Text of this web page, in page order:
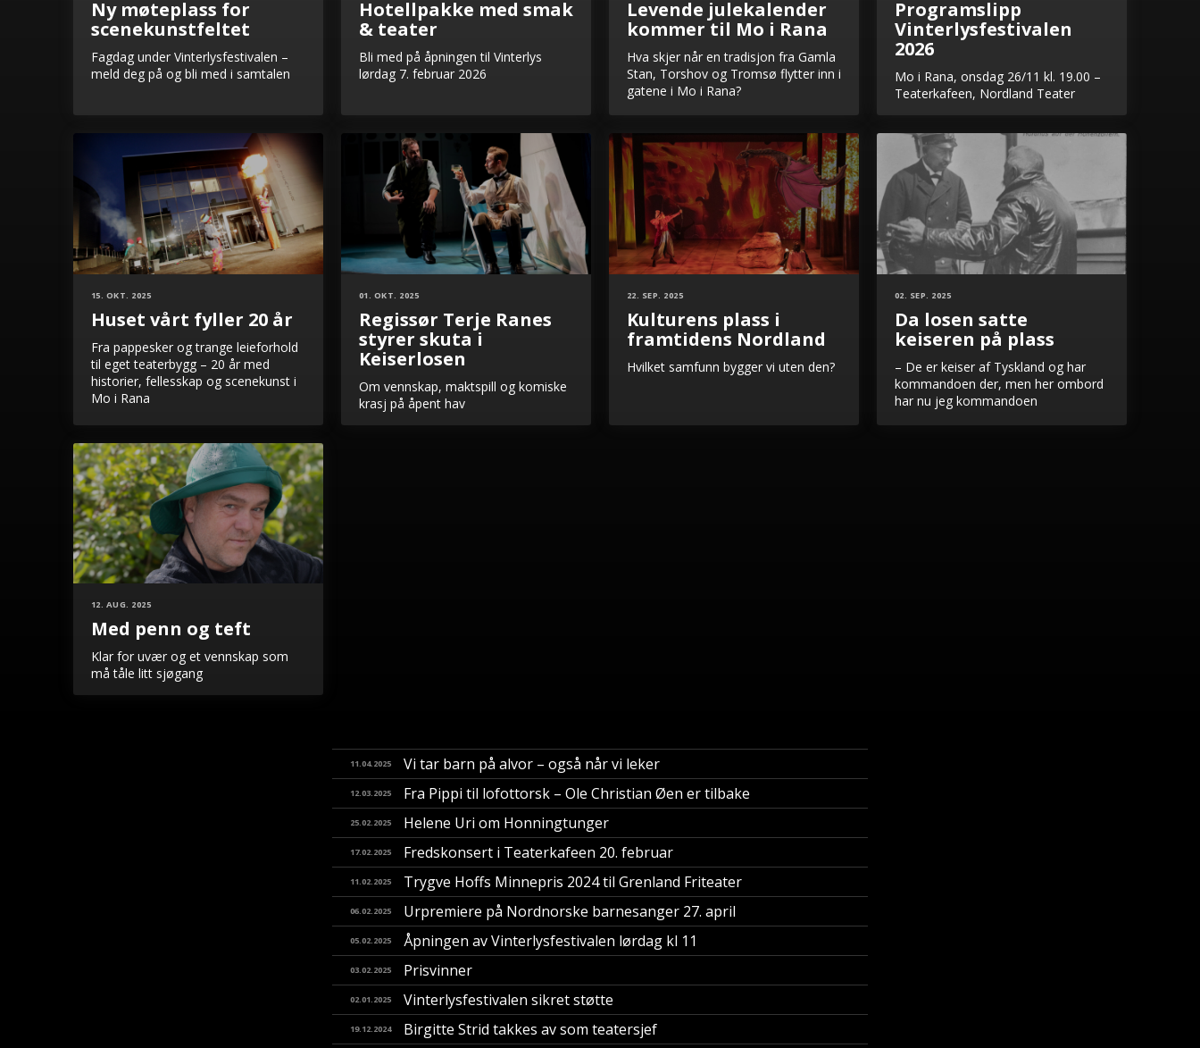
Ny møteplass for
scenekunstfeltet
Fagdag under Vinterlysfestivalen –
meld deg på og bli med i samtalen
Hotellpakke med smak
& teater
Bli med på åpningen til Vinterlys
lørdag 7. februar 2026
Levende julekalender
kommer til Mo i Rana
​Hva skjer når en tradisjon fra Gamla
Stan, Torshov og Tromsø flytter inn i
gatene i Mo i Rana?
Programslipp
Vinterlysfestivalen
2026
Mo i Rana, onsdag 26/11 kl. 19.00 –
Teaterkafeen, Nordland Teater
15. OKT. 2025
Huset vårt fyller 20 år
Fra pappesker og trange leieforhold
til eget teaterbygg – 20 år med
historier, fellesskap og scenekunst i
Mo i Rana
01. OKT. 2025
Regissør Terje Ranes
styrer skuta i
Keiserlosen
Om vennskap, maktspill og komiske
krasj på åpent hav
22. SEP. 2025
Kulturens plass i
framtidens Nordland
Hvilket samfunn bygger vi uten den?
02. SEP. 2025
Da losen satte
keiseren på plass
– De er keiser af Tyskland og har
kommandoen der, men her ombord
har nu jeg kommandoen
12. AUG. 2025
Med penn og teft
Klar for uvær og et vennskap som
må tåle litt sjøgang
11.04.2025 Vi tar barn på alvor – også når vi leker
12.03.2025 Fra Pippi til lofottorsk – Ole Christian Øen er tilbake
25.02.2025 Helene Uri om Honningtunger
17.02.2025 Fredskonsert i Teaterkafeen 20. februar
11.02.2025 Trygve Hoffs Minnepris 2024 til Grenland Friteater
06.02.2025 Urpremiere på Nordnorske barnesanger 27. april
05.02.2025 Åpningen av Vinterlysfestivalen lørdag kl 11
03.02.2025 Prisvinner
02.01.2025 Vinterlysfestivalen sikret støtte
19.12.2024 Birgitte Strid takkes av som teatersjef